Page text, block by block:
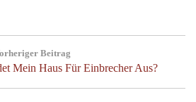
Beitrag
Mein Haus Für Einbrecher Aus?